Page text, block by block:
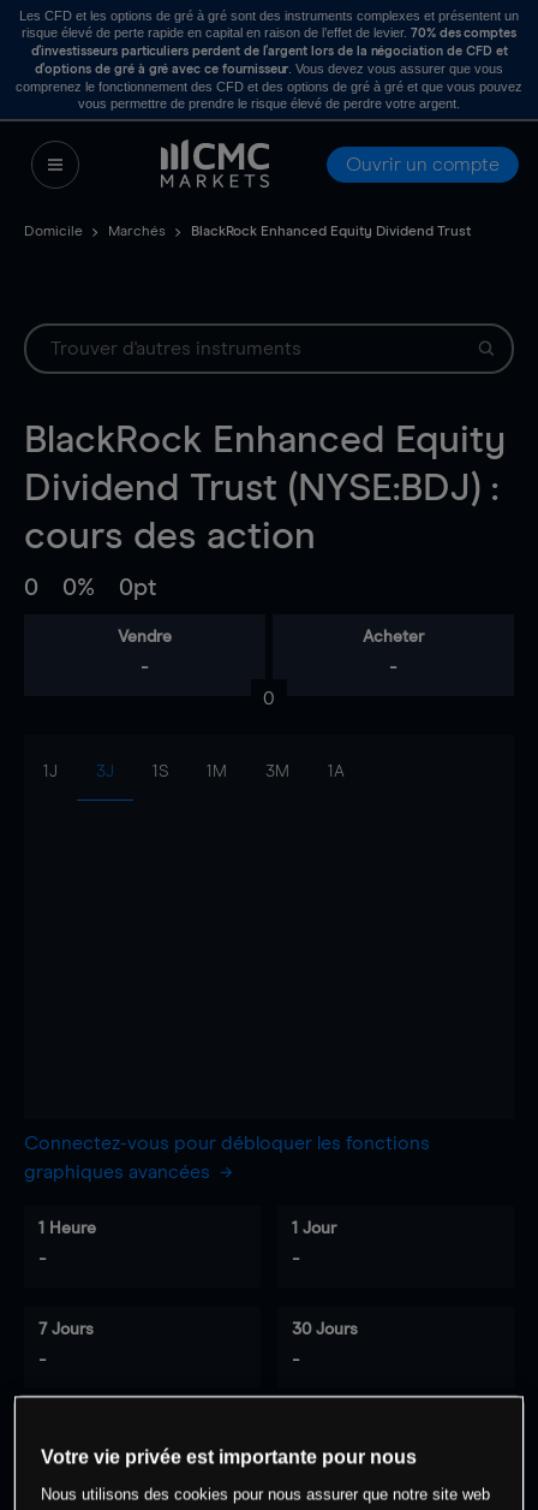
Les CFD et les options de gré à gré sont des instruments complexes et présentent un
risque élevé de perte rapide en capital en raison de l’effet de levier. 70% des comptes
d’investisseurs particuliers perdent de l’argent lors de la négociation de CFD et
d’options de gré à gré avec ce fournisseur . Vous devez vous assurer que vous
comprenez le fonctionnement des CFD et des options de gré à gré et que vous pouvez
vous permettre de prendre le risque élevé de perdre votre argent.
Ouvrir un compte
Domicile Marchés BlackRock Enhanced Equity Dividend Trust
BlackRock Enhanced Equity
Dividend Trust (NYSE:BDJ) :
cours des action
0 0% 0pt
Vendre
-
Acheter
-
0
1J 3J 1S 1M 3M 1A
Connectez-vous pour débloquer les fonctions
graphiques avancées
1 Heure
-
1 Jour
-
7 Jours
-
30 Jours
-
0% des clients ont une position à
cet actif
Votre vie privée est importante pour nous
Nous utilisons des cookies pour nous assurer que notre site web